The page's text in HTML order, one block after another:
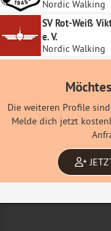
Nordic Walking
SV Rot-Weiß
e. V.
Nordic Walking
Die weiteren Profile
Melde dich jetzt